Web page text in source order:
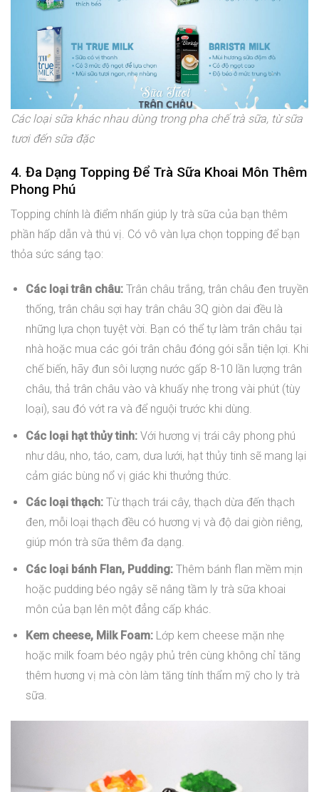
Các loại sữa khác nhau dùng trong pha chế trà sữa, từ sữa
tươi đến sữa đặc
4. Đa Dạng Topping Để Trà Sữa Khoai Môn Thêm
Phong Phú
Topping chính là điểm nhấn giúp ly trà sữa của bạn thêm
phần hấp dẫn và thú vị. Có vô vàn lựa chọn topping để bạn
thỏa sức sáng tạo:
Các loại trân châu:Trân châu trắng, trân châu đen truyền
thống, trân châu sợi hay trân châu 3Q giòn dai đều là
những lựa chọn tuyệt vời. Bạn có thể tự làm trân châu tại
nhà hoặc mua các gói trân châu đóng gói sẵn tiện lợi. Khi
chế biến, hãy đun sôi lượng nước gấp 8-10 lần lượng trân
châu, thả trân châu vào và khuấy nhẹ trong vài phút (tùy
loại), sau đó vớt ra và để nguội trước khi dùng.
Các loại hạt thủy tinh:Với hương vị trái cây phong phú
như dâu, nho, táo, cam, dưa lưới, hạt thủy tinh sẽ mang lại
cảm giác bùng nổ vị giác khi thưởng thức.
Các loại thạch:Từ thạch trái cây, thạch dừa đến thạch
đen, mỗi loại thạch đều có hương vị và độ dai giòn riêng,
giúp món trà sữa thêm đa dạng.
Các loại bánh Flan, Pudding:Thêm bánh flan mềm mịn
hoặc pudding béo ngậy sẽ nâng tầm ly trà sữa khoai
môn của bạn lên một đẳng cấp khác.
Kem cheese, Milk Foam:Lớp kem cheese mặn nhẹ
hoặc milk foam béo ngậy phủ trên cùng không chỉ tăng
thêm hương vị mà còn làm tăng tính thẩm mỹ cho ly trà
sữa.